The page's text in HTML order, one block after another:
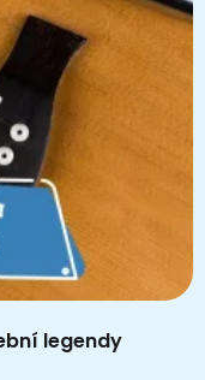
legendy